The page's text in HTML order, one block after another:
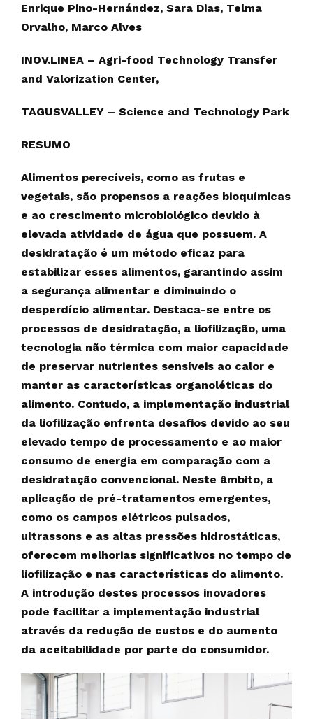
Enrique Pino-Hernández, Sara Dias, Telma
Orvalho, Marco Alves
INOV.LINEA – Agri-food Technology Transfer
and Valorization Center,
TAGUSVALLEY – Science and Technology Park
RESUMO
Alimentos perecíveis, como as frutas e
vegetais, são propensos a reações bioquímicas
e ao crescimento microbiológico devido à
elevada atividade de água que possuem. A
desidratação é um método eficaz para
estabilizar esses alimentos, garantindo assim
a segurança alimentar e diminuindo o
desperdício alimentar. Destaca-se entre os
processos de desidratação, a liofilização, uma
tecnologia não térmica com maior capacidade
de preservar nutrientes sensíveis ao calor e
manter as características organoléticas do
alimento. Contudo, a implementação industrial
da liofilização enfrenta desafios devido ao seu
elevado tempo de processamento e ao maior
consumo de energia em comparação com a
desidratação convencional. Neste âmbito, a
aplicação de pré-tratamentos emergentes,
como os campos elétricos pulsados,
ultrassons e as altas pressões hidrostáticas,
oferecem melhorias significativos no tempo de
liofilização e nas características do alimento.
A introdução destes processos inovadores
pode facilitar a implementação industrial
através da redução de custos e do aumento
da aceitabilidade por parte do consumidor.